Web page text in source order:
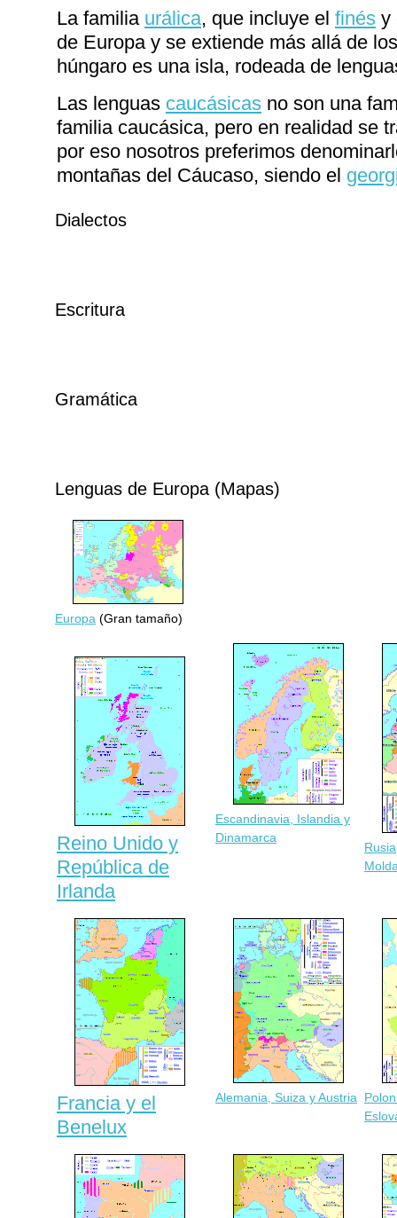
La familia urálica, que incluye el finés y
de Europa y se extiende más allá de
húngaro es una isla, rodeada de
Las lenguas caucásicas no son una
familia caucásica, pero en realidad se
por eso nosotros preferimos
montañas del Cáucaso, siendo el
Dialectos
Escritura
Gramática
Lenguas de Europa (Mapas)
Europa (Gran tamaño)
Reino Unido y
República de
Irlanda
Escandinavia, Islandia y
Dinamarca
Francia y el
Benelux
Alemania, Suiza y Austria